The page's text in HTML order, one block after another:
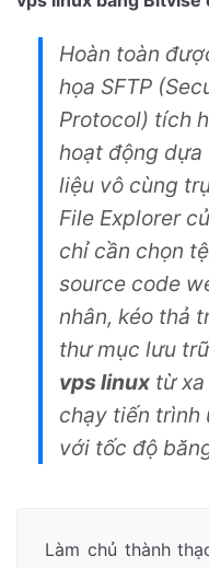
Hoàn toàn
họa SFTP
Protocol) tích
hoạt động
liệu vô cùng
File Explorer
chỉ cần chọn
source code
nhân, kéo thả
thư mục lưu
vps linux từ
chạy tiến trình
với tốc độ
Làm chủ thành